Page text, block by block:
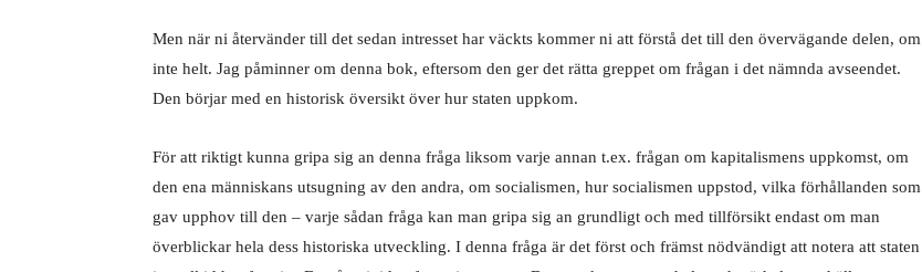
Men när ni återvänder till det sedan intresset har väckts kommer ni att förstå det till den övervägande delen, om
inte helt. Jag påminner om denna bok, eftersom den ger det rätta greppet om frågan i det nämnda avseendet.
Den börjar med en historisk översikt över hur staten uppkom.
För att riktigt kunna gripa sig an denna fråga liksom varje annan t.ex. frågan om kapitalismens uppkomst, om
den ena människans utsugning av den andra, om socialismen, hur socialismen uppstod, vilka förhållanden som
gav upphov till den – varje sådan fråga kan man gripa sig an grundligt och med tillförsikt endast om man
överblickar hela dess historiska utveckling. I denna fråga är det först och främst nödvändigt att notera att staten